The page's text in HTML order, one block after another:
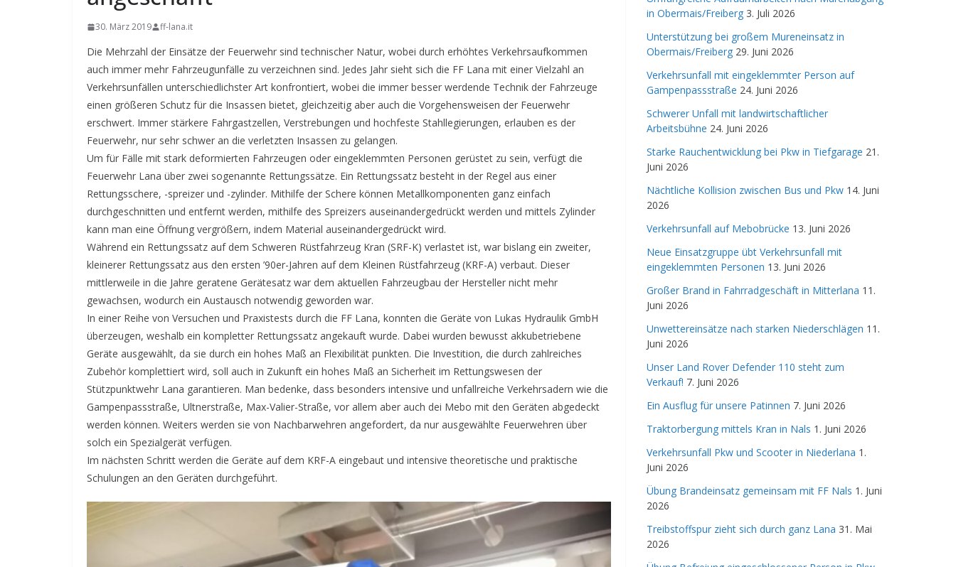
30. März 2019 ff-lana.it
Die Mehrzahl der Einsätze der Feuerwehr sind technischer Natur, wobei durch erhöhtes Verkehrsaufkommen
auch immer mehr Fahrzeugunfälle zu verzeichnen sind. Jedes Jahr sieht sich die FF Lana mit einer Vielzahl an
Verkehrsunfällen unterschiedlichster Art konfrontiert, wobei die immer besser werdende Technik der Fahrzeuge
einen größeren Schutz für die Insassen bietet, gleichzeitig aber auch die Vorgehensweisen der Feuerwehr
erschwert. Immer stärkere Fahrgastzellen, Verstrebungen und hochfeste Stahllegierungen, erlauben es der
Feuerwehr, nur sehr schwer an die verletzten Insassen zu gelangen.
Um für Fälle mit stark deformierten Fahrzeugen oder eingeklemmten Personen gerüstet zu sein, verfügt die
Feuerwehr Lana über zwei sogenannte Rettungssätze. Ein Rettungssatz besteht in der Regel aus einer
Rettungsschere, -spreizer und -zylinder. Mithilfe der Schere können Metallkomponenten ganz einfach
durchgeschnitten und entfernt werden, mithilfe des Spreizers auseinandergedrückt werden und mittels Zylinder
kann man eine Öffnung vergrößern, indem Material auseinandergedrückt wird.
Während ein Rettungssatz auf dem Schweren Rüstfahrzeug Kran (SRF-K) verlastet ist, war bislang ein zweiter,
kleinerer Rettungssatz aus den ersten ’90er-Jahren auf dem Kleinen Rüstfahrzeug (KRF-A) verbaut. Dieser
mittlerweile in die Jahre geratene Gerätesatz war dem aktuellen Fahrzeugbau der Hersteller nicht mehr
gewachsen, wodurch ein Austausch notwendig geworden war.
In einer Reihe von Versuchen und Praxistests durch die FF Lana, konnten die Geräte von Lukas Hydraulik GmbH
überzeugen, weshalb ein kompletter Rettungssatz angekauft wurde. Dabei wurden bewusst akkubetriebene
Geräte ausgewählt, da sie durch ein hohes Maß an Flexibilität punkten. Die Investition, die durch zahlreiches
Zubehör komplettiert wird, soll auch in Zukunft ein hohes Maß an Sicherheit im Rettungswesen der
Stützpunktwehr Lana garantieren. Man bedenke, dass besonders intensive und unfallreiche Verkehrsadern wie die
Gampenpassstraße, Ultnerstraße, Max-Valier-Straße, vor allem aber auch dei Mebo mit den Geräten abgedeckt
werden können. Weiters werden sie von Nachbarwehren angefordert, da nur ausgewählte Feuerwehren über
solch ein Spezialgerät verfügen.
Im nächsten Schritt werden die Geräte auf dem KRF-A eingebaut und intensive theoretische und praktische
Schulungen an den Geräten durchgeführt.
in Obermais/Freiberg 3. Juli 2026
Unterstützung bei großem Mureneinsatz in
Obermais/Freiberg 29. Juni 2026
Verkehrsunfall mit eingeklemmter Person auf
Gampenpassstraße 24. Juni 2026
Schwerer Unfall mit landwirtschaftlicher
Arbeitsbühne 24. Juni 2026
Starke Rauchentwicklung bei Pkw in Tiefgarage 21.
Juni 2026
Nächtliche Kollision zwischen Bus und Pkw 14. Juni
2026
Verkehrsunfall auf Mebobrücke 13. Juni 2026
Neue Einsatzgruppe übt Verkehrsunfall mit
eingeklemmten Personen 13. Juni 2026
Großer Brand in Fahrradgeschäft in Mitterlana 11.
Juni 2026
Unwettereinsätze nach starken Niederschlägen 11.
Juni 2026
Unser Land Rover Defender 110 steht zum
Verkauf! 7. Juni 2026
Ein Ausflug für unsere Patinnen 7. Juni 2026
Traktorbergung mittels Kran in Nals 1. Juni 2026
Verkehrsunfall Pkw und Scooter in Niederlana 1.
Juni 2026
Übung Brandeinsatz gemeinsam mit FF Nals 1. Juni
2026
Treibstoffspur zieht sich durch ganz Lana 31. Mai
2026